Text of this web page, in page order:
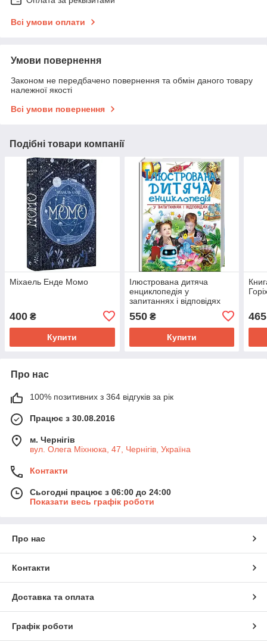
Всі умови оплати
Умови повернення
Законом не передбачено повернення та обмін даного товару
належної якості
Всі умови повернення
Подібні товари компанії
Міхаель Енде Момо
400 ₴
Купити
Ілюстрована дитяча
енциклопедія у
запитаннях і відповідях
550₴
Купити
465
Про нас
100% позитивних з 364 відгуків за рік
Працює з 30.08.2016
м. Чернігів
вул. Олега Міхнюка, 47, Чернігів, Україна
Контакти
Сьогодні працює з 06:00 до 24:00
Показати весь графік роботи
Про нас
Контакти
Доставка та оплата
Графік роботи